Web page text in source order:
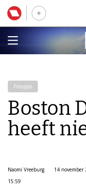
Filmpjes
Boston
heeft
Naomi Vreeburg
14 november
15:59